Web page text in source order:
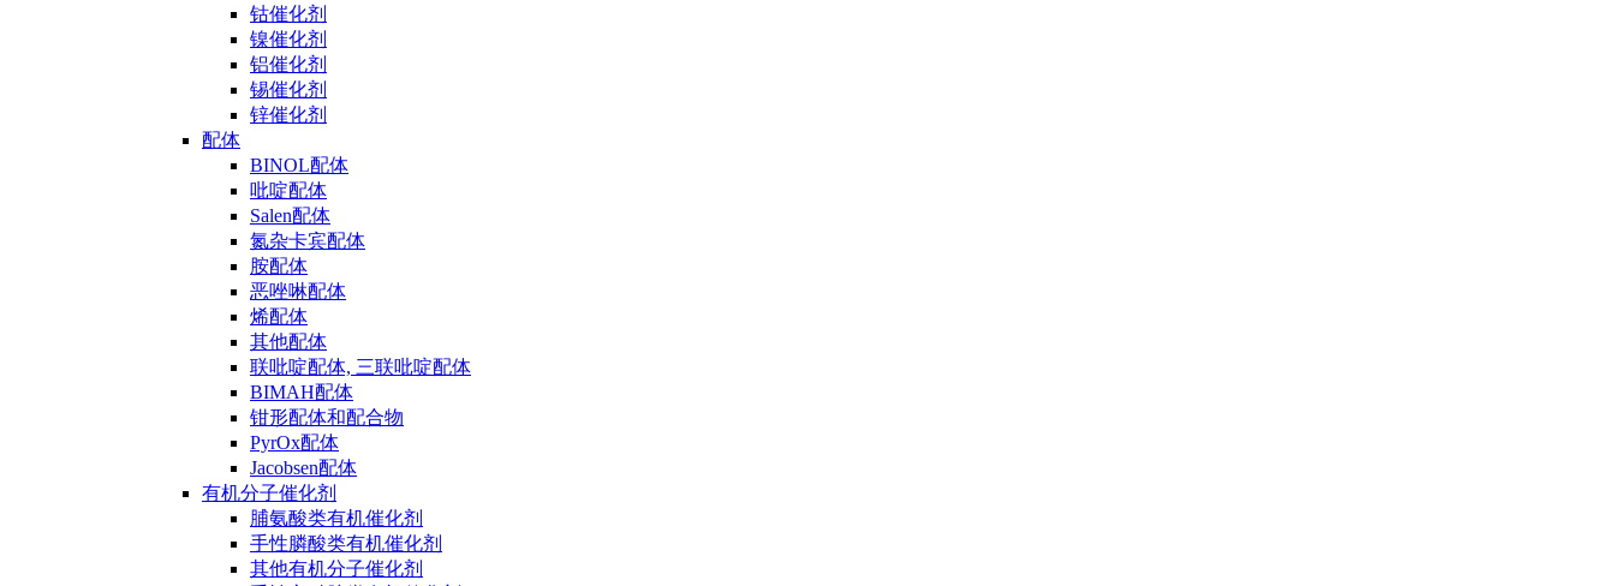
钴催化剂
镍催化剂
铝催化剂
锡催化剂
锌催化剂
配体
BINOL配体
吡啶配体
Salen配体
氮杂卡宾配体
胺配体
恶唑啉配体
烯配体
其他配体
联吡啶配体, 三联吡啶配体
BIMAH配体
钳形配体和配合物
PyrOx配体
Jacobsen配体
有机分子催化剂
脯氨酸类有机催化剂
手性膦酸类有机催化剂
其他有机分子催化剂